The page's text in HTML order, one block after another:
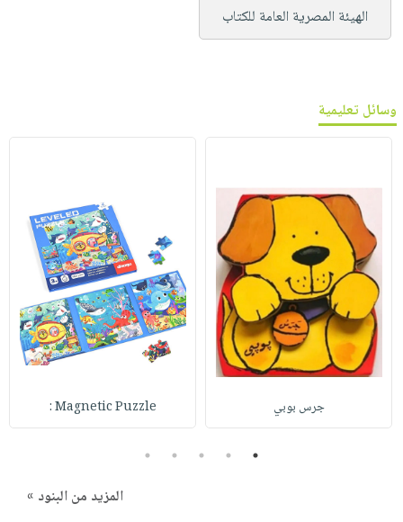
الهيئة المصرية العامة للكتاب
وسائل تعليمية
جرس بوبي Magnetic Puzzle :
1
2
3
4
5
المزيد من البنود »